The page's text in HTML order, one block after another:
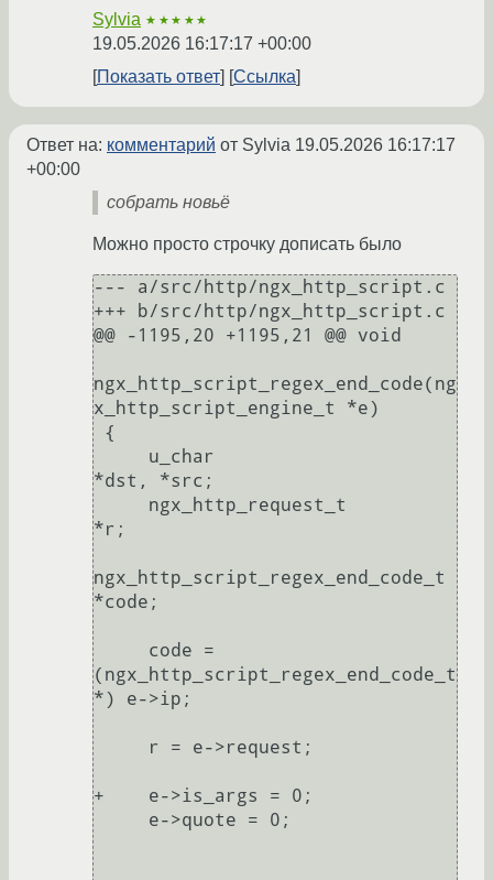
Sylvia ★★★★★
19.05.2026 16:17:17 +00:00
Показать ответ
Ссылка
Ответ на: комментарий от Sylvia 19.05.2026 16:17:17
+00:00
собрать новьё
Можно просто строчку дописать было
--- a/src/http/ngx_http_script.c
+++ b/src/http/ngx_http_script.c
@@ -1195,20 +1195,21 @@ void
ngx_http_script_regex_end_code(ng
x_http_script_engine_t *e)
*dst, *src;
*r;
ngx_http_script_regex_end_code_t
*code;
(ngx_http_script_regex_end_code_t
*) e->ip;
+    e->is_args = 0;